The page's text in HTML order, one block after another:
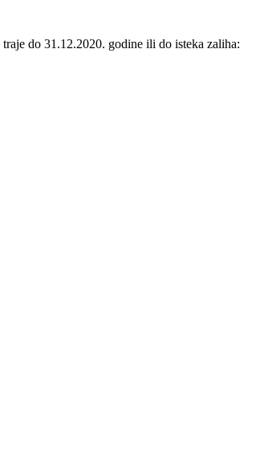
do 31.12.2020. godine ili do isteka zaliha: